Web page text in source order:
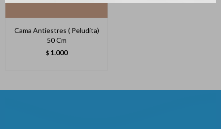
Cama Antiestres ( Peludita)
50 Cm
$ 1.000